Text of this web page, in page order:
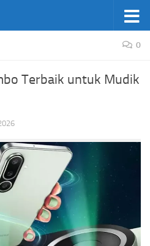
0
Terbaik untuk Mudik